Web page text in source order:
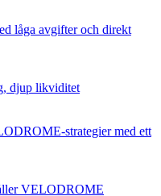
låga avgifter och direkt
djup likviditet
strategier med ett
VELODROME